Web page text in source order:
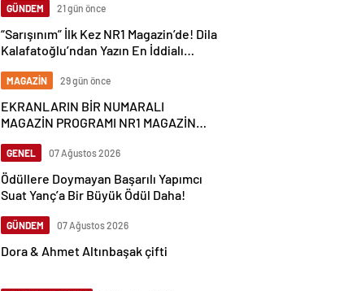
GÜNDEM 21 gün önce
“Sarışınım” İlk Kez NR1 Magazin’de! Dila
Kalafatoğlu’ndan Yazın En İddialı
MAGAZİN 29 gün önce
EKRANLARIN BİR NUMARALI
MAGAZİN PROGRAMI NR1 MAGAZİN
GENEL 07 Ağustos 2026
Ödüllere Doymayan Başarılı Yapımcı
Suat Yanç’a Bir Büyük Ödül Daha!
GÜNDEM 07 Ağustos 2026
Dora & Ahmet Altınbaşak çifti